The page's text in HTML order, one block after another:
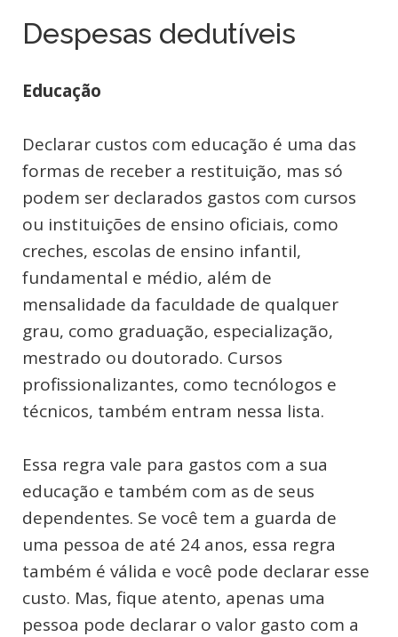
Despesas dedutíveis
Educação
Declarar custos com educação é uma das
formas de receber a restituição, mas só
podem ser declarados gastos com cursos
ou instituições de ensino oficiais, como
creches, escolas de ensino infantil,
fundamental e médio, além de
mensalidade da faculdade de qualquer
grau, como graduação, especialização,
mestrado ou doutorado. Cursos
profissionalizantes, como tecnólogos e
técnicos, também entram nessa lista.
Essa regra vale para gastos com a sua
educação e também com as de seus
dependentes. Se você tem a guarda de
uma pessoa de até 24 anos, essa regra
também é válida e você pode declarar esse
custo. Mas, fique atento, apenas uma
pessoa pode declarar o valor gasto com a